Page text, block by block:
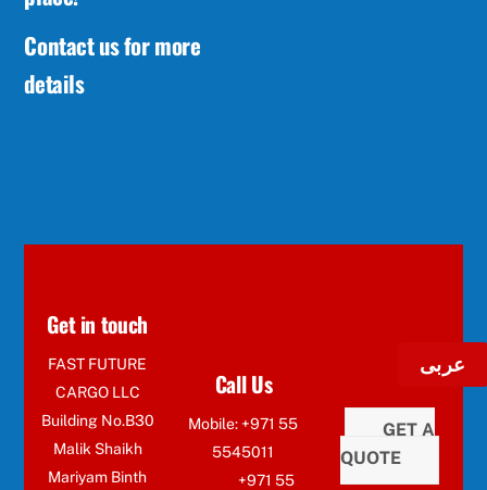
Contact us for more
details
Get in touch
FAST FUTURE
CARGO LLC
Building No.B30
Malik Shaikh
Mariyam Binth
Call Us
Mobile: +971 55
5545011
+971 55
GET A
QUOTE
عربى